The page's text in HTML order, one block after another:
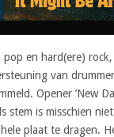
pop en hard(ere)
van
Opener ’New
stem is misschien
plaat te dragen.